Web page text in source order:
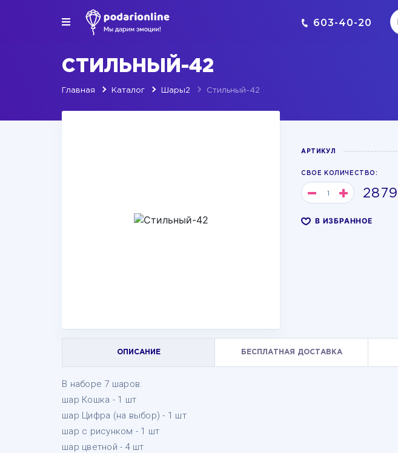
603-40-20
СТИЛЬНЫЙ-42
Главная Каталог Шары2 Стильный-42
АРТИКУЛ
СВОЕ КОЛИЧЕСТВО:
2879
В ИЗБРАННОЕ
ОПИСАНИЕ БЕСПЛАТНАЯ ДОСТАВКА
В наборе 7 шаров:
шар Кошка - 1 шт
шар Цифра (на выбор) - 1 шт
шар с рисунком - 1 шт
шар цветной - 4 шт